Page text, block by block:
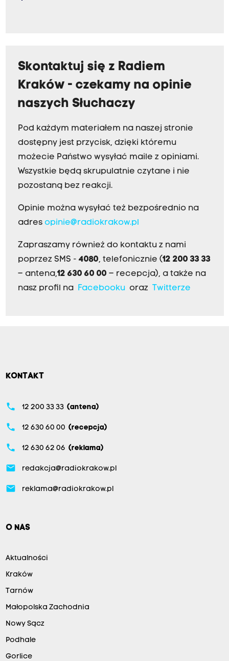
Skontaktuj się z Radiem
Kraków - czekamy na opinie
naszych Słuchaczy
Pod każdym materiałem na naszej stronie
dostępny jest przycisk, dzięki któremu
możecie Państwo wysyłać maile z opiniami.
Wszystkie będą skrupulatnie czytane i nie
pozostaną bez reakcji.
Opinie można wysyłać też bezpośrednio na
adres opinie@radiokrakow.pl
Zapraszamy również do kontaktu z nami
poprzez SMS - 4080, telefonicznie (12 200 33 33
– antena,12 630 60 00 – recepcja), a także na
nasz profil na Facebookuoraz Twitterze
KONTAKT
phone 12 200 33 33 (antena)
phone 12 630 60 00 (recepcja)
phone 12 630 62 06 (reklama)
email redakcja@radiokrakow.pl
email reklama@radiokrakow.pl
O NAS
Aktualności
Kraków
Tarnów
Małopolska Zachodnia
Nowy Sącz
Podhale
Gorlice